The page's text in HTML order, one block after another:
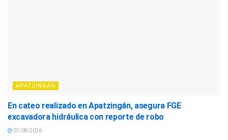
APATZINGÁN
En cateo realizado en Apatzingán, asegura FGE
excavadora hidráulica con reporte de robo
07/08/2026